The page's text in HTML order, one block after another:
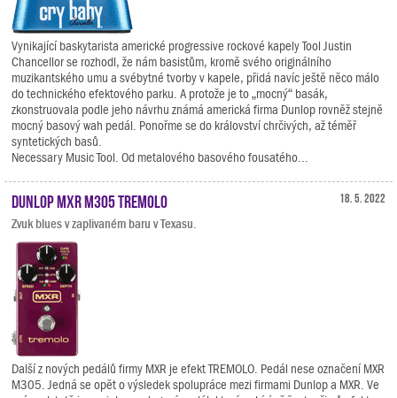
Vynikající baskytarista americké progressive rockové kapely Tool Justin
Chancellor se rozhodl, že nám basistům, kromě svého originálního
muzikantského umu a svébytné tvorby v kapele, přidá navíc ještě něco málo
do technického efektového parku. A protože je to „mocný“ basák,
zkonstruovala podle jeho návrhu známá americká firma Dunlop rovněž stejně
mocný basový wah pedál. Ponořme se do království chrčivých, až téměř
syntetických basů.
Necessary Music Tool. Od metalového basového fousatého...
18. 5. 2022
Dunlop MXR M305 TREMOLO
Zvuk blues v zaplivaném baru v Texasu.
Další z nových pedálů firmy MXR je efekt TREMOLO. Pedál nese označení MXR
M305. Jedná se opět o výsledek spolupráce mezi firmami Dunlop a MXR. Ve